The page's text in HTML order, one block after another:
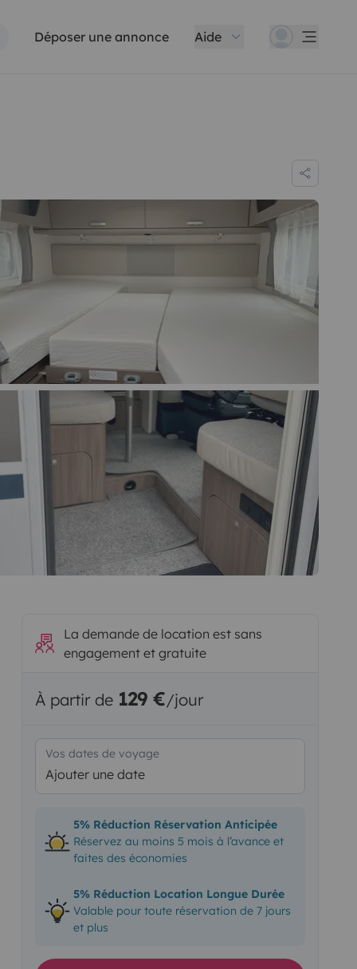
Déposer une annonce Aide
La demande de location est sans
engagement et gratuite
À partir de 129 €/jour
Vos dates de voyage
Ajouter une date
5% Réduction Réservation Anticipée
Réservez au moins 5 mois à l’avance et
faites des économies
5% Réduction Location Longue Durée
Valable pour toute réservation de 7 jours
et plus